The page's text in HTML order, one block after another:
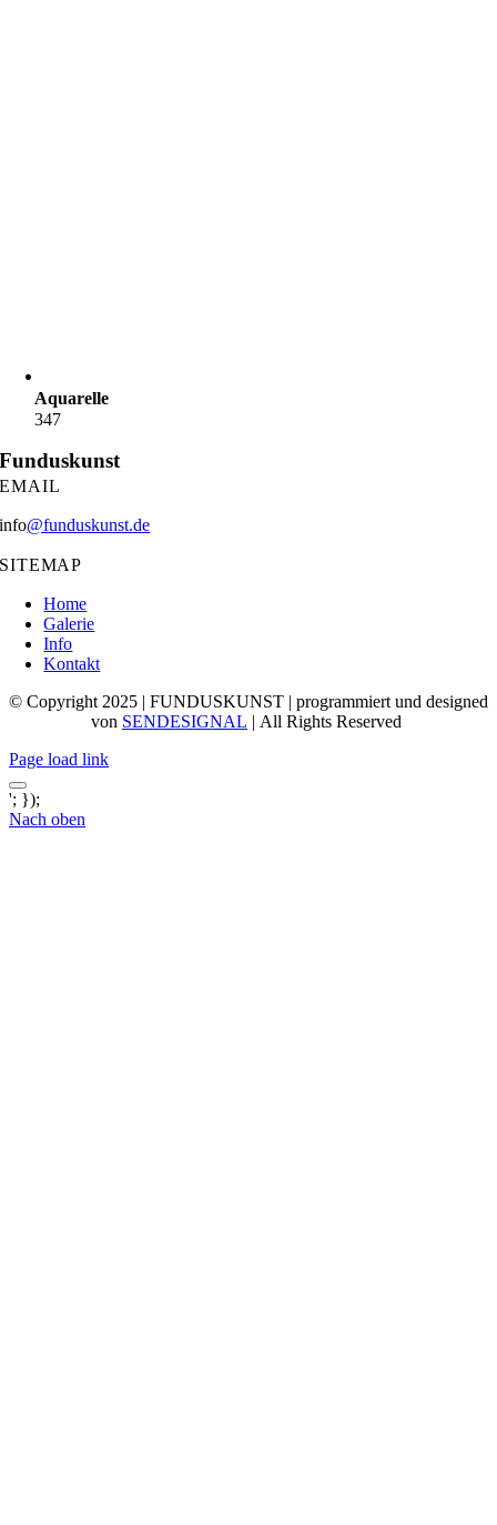
Aquarelle
347
Funduskunst
EMAIL
info@funduskunst.de
SITEMAP
Home
Galerie
Info
Kontakt
© Copyright 2025 | FUNDUSKUNST | programmiert und designed
von SENDESIGNAL | All Rights Reserved
Page load link
'; });
Nach oben